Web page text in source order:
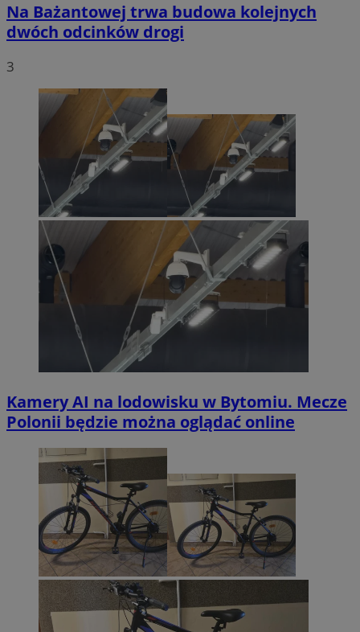
Na Bażantowej trwa budowa kolejnych
dwóch odcinków drogi
3
Kamery AI na lodowisku w Bytomiu. Mecze
Polonii będzie można oglądać online